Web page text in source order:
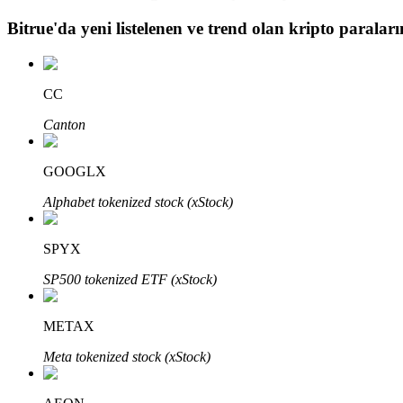
BTR Kilitleme
BTR sahiplerine özel yatırımlar
Krediler
Kripto destekli borçlanma hizmeti
Bitrue'da yeni listelenen ve trend olan kripto
CC
Canton
GOOGLX
Alphabet tokenized stock (xStock)
SPYX
SP500 tokenized ETF (xStock)
METAX
Meta tokenized stock (xStock)